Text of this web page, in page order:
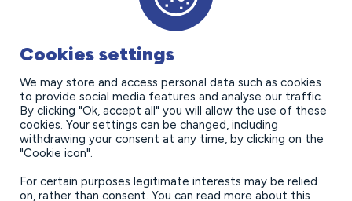
Contact
Cookies settings
We may store and access personal data such as cookies
to provide social media features and analyse our traffic.
By clicking "Ok, accept all" you will allow the use of these
cookies. Your settings can be changed, including
withdrawing your consent at any time, by clicking on the
"Cookie icon".
For certain purposes legitimate interests may be relied
on, rather than consent. You can read more about this